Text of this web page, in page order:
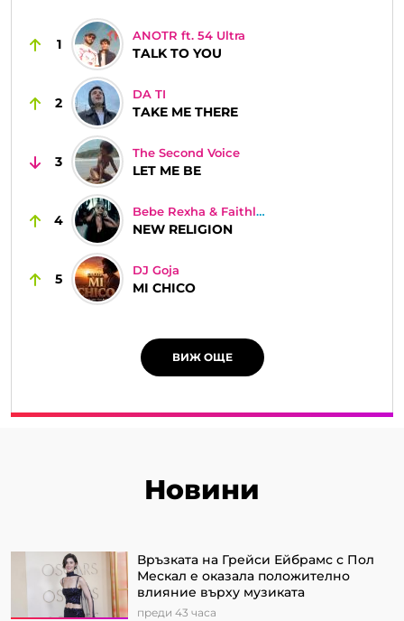
1
ANOTR ft. 54 Ultra
TALK TO YOU
2
DA TI
TAKE ME THERE
3
The Second Voice
LET ME BE
4
Bebe Rexha & Faithless
NEW RELIGION
5
DJ Goja
MI CHICO
ВИЖ ОЩЕ
Новини
Връзката на Грейси Ейбрамс с Пол
Мескал е оказала положително
влияние върху музиката
преди 43 часа